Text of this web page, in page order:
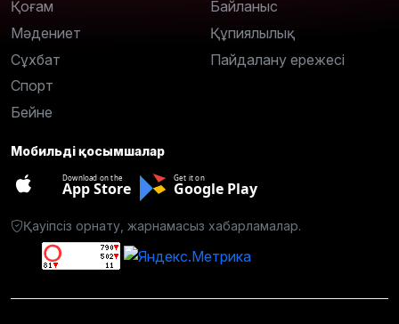
Қоғам
Мәдениет
Сұхбат
Спорт
Бейне
Байланыс
Құпиялылық
Пайдалану ережесі
Мобильді қосымшалар
Download on the
App Store
Get it on
Google Play
Қауіпсіз орнату, жарнамасыз хабарламалар.